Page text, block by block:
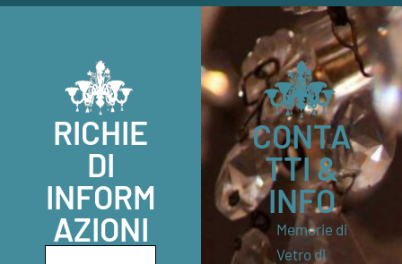
RICHIE
DI
INFORM
AZIONI
CONTA
TTI &
INFO
Memorie di
Vetro di